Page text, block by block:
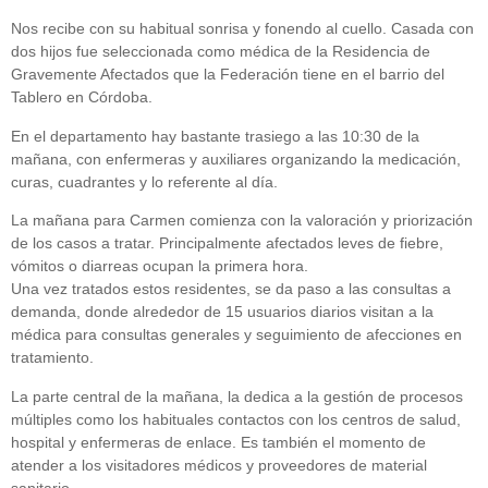
Nos recibe con su habitual sonrisa y fonendo al cuello. Casada con
dos hijos fue seleccionada como médica de la Residencia de
Gravemente Afectados que la Federación tiene en el barrio del
Tablero en Córdoba.
En el departamento hay bastante trasiego a las 10:30 de la
mañana, con enfermeras y auxiliares organizando la medicación,
curas, cuadrantes y lo referente al día.
La mañana para Carmen comienza con la valoración y priorización
de los casos a tratar. Principalmente afectados leves de fiebre,
vómitos o diarreas ocupan la primera hora.
Una vez tratados estos residentes, se da paso a las consultas a
demanda, donde alrededor de 15 usuarios diarios visitan a la
médica para consultas generales y seguimiento de afecciones en
tratamiento.
La parte central de la mañana, la dedica a la gestión de procesos
múltiples como los habituales contactos con los centros de salud,
hospital y enfermeras de enlace. Es también el momento de
atender a los visitadores médicos y proveedores de material